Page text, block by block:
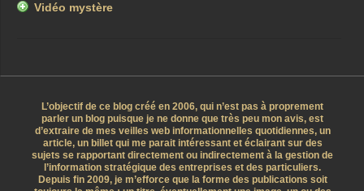
Vidéo mystère
L’objectif de ce blog créé en 2006, qui n’est pas à proprement
parler un blog puisque je ne donne que très peu mon avis, est
d’extraire de mes veilles web informationnelles quotidiennes, un
article, un billet qui me parait intéressant et éclairant sur des
sujets se rapportant directement ou indirectement à la gestion de
l’information stratégique des entreprises et des particuliers.
Depuis fin 2009, je m’efforce que la forme des publications soit